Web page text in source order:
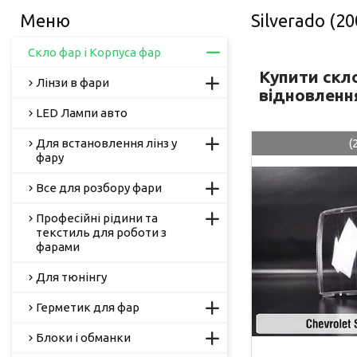
Silverado
Купити
Скло фар і Корпуса фар
Лінзи в фари
LED Лампи авто
Для встановлення лінз у
фару
Все для розбору фари
Професійні рідини та
текстиль для роботи з
фарами
Для тюнінгу
Герметик для фар
Блоки і обманки